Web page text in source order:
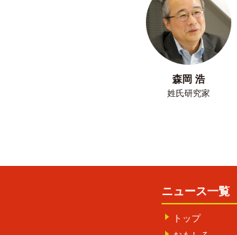
森岡 浩
姓氏研究家
ニュース一覧
トップ